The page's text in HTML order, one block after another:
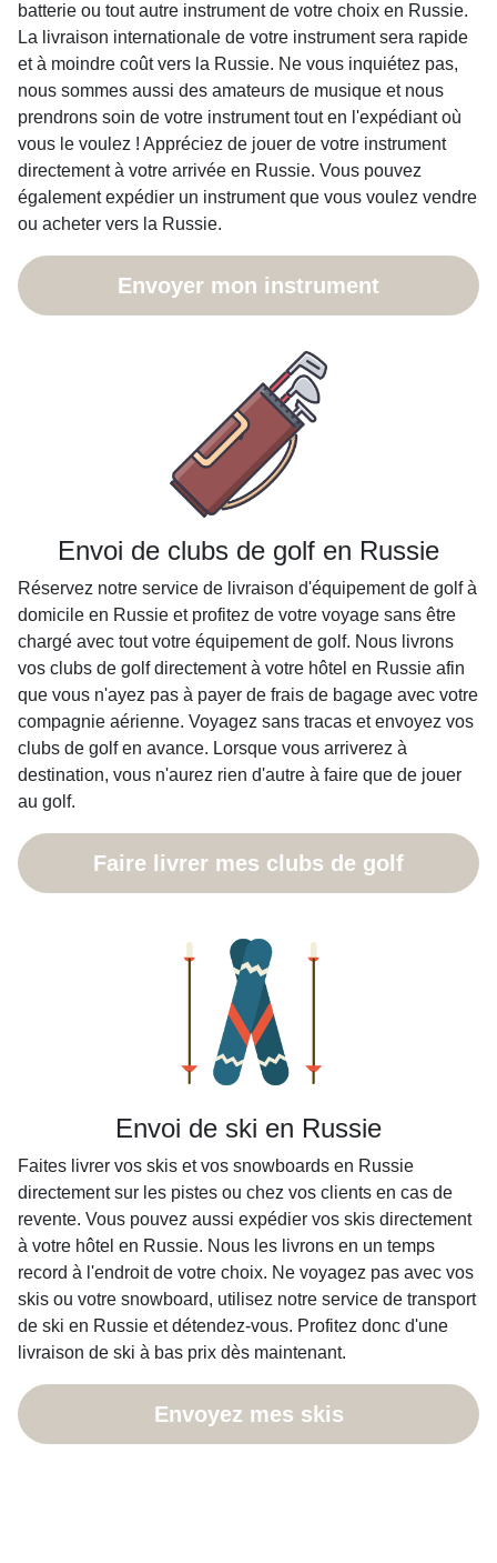
batterie ou tout autre instrument de votre choix en Russie.
La livraison internationale de votre instrument sera rapide
et à moindre coût vers la Russie. Ne vous inquiétez pas,
nous sommes aussi des amateurs de musique et nous
prendrons soin de votre instrument tout en l'expédiant où
vous le voulez ! Appréciez de jouer de votre instrument
directement à votre arrivée en Russie. Vous pouvez
également expédier un instrument que vous voulez vendre
ou acheter vers la Russie.
Envoyer mon instrument
Envoi de clubs de golf en Russie
Réservez notre service de livraison d'équipement de golf à
domicile en Russie et profitez de votre voyage sans être
chargé avec tout votre équipement de golf. Nous livrons
vos clubs de golf directement à votre hôtel en Russie afin
que vous n'ayez pas à payer de frais de bagage avec votre
compagnie aérienne. Voyagez sans tracas et envoyez vos
clubs de golf en avance. Lorsque vous arriverez à
destination, vous n'aurez rien d'autre à faire que de jouer
au golf.
Faire livrer mes clubs de golf
Envoi de ski en Russie
Faites livrer vos skis et vos snowboards en Russie
directement sur les pistes ou chez vos clients en cas de
revente. Vous pouvez aussi expédier vos skis directement
à votre hôtel en Russie. Nous les livrons en un temps
record à l'endroit de votre choix. Ne voyagez pas avec vos
skis ou votre snowboard, utilisez notre service de transport
de ski en Russie et détendez-vous. Profitez donc d'une
livraison de ski à bas prix dès maintenant.
Envoyez mes skis